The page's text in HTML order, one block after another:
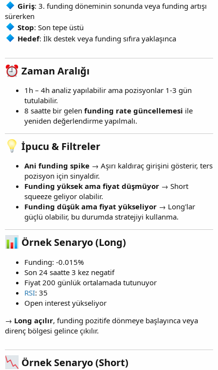
Giriş: 3. funding döneminin sonunda veya funding artışı
sürerken
Stop: Son tepe üstü
Hedef: İlk destek veya funding sıfıra yaklaşınca
Zaman Aralığı
1h – 4h analiz yapılabilir ama pozisyonlar 1-3 gün
tutulabilir.
8 saatte bir gelen funding rate güncellemesi ile
yeniden değerlendirme yapılmalı.
İpucu & Filtreler
Ani funding spike → Aşırı kaldıraç girişini gösterir, ters
pozisyon için sinyaldir.
Funding yüksek ama fiyat düşmüyor → Short
squeeze geliyor olabilir.
Funding düşük ama fiyat yükseliyor → Long'lar
güçlü olabilir, bu durumda stratejiyi kullanma.
Örnek Senaryo (Long)​
Funding: -0.015%
Son 24 saatte 3 kez negatif
Fiyat 200 günlük ortalamada tutunuyor
RSI: 35
Open interest yükseliyor
→ Long açılır, funding pozitife dönmeye başlayınca veya
direnç bölgesi gelince çıkılır.
Örnek Senaryo (Short)​